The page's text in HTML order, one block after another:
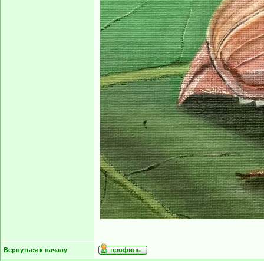
Вернуться к началу